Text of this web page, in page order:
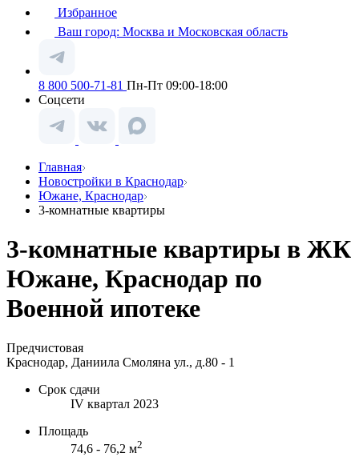
Избранное
Ваш город: Москва и Московская область
8 800 500-71-81 Пн-Пт 09:00-18:00
Соцсети
Главная
Новостройки в Краснодар
Южане, Краснодар
3-комнатные квартиры
3-комнатные квартиры в ЖК
Южане, Краснодар по
Военной ипотеке
Предчистовая
Краснодар, Даниила Смоляна ул., д.80 - 1
Срок сдачи
IV квартал 2023
Площадь
74,6 - 76,2 м2